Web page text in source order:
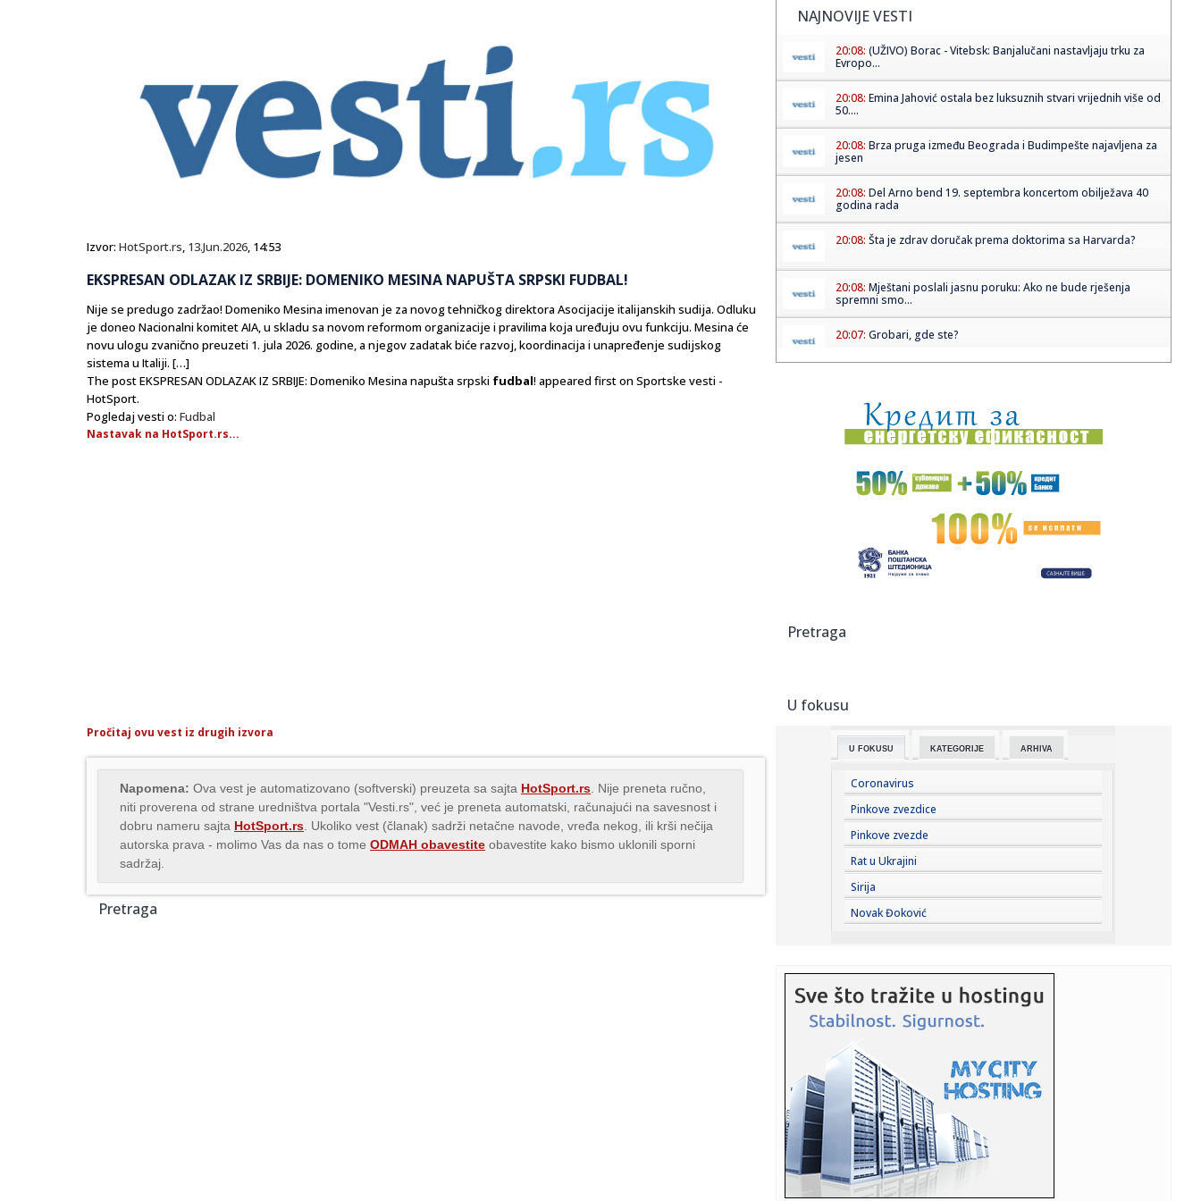
Izvor: HotSport.rs, 13.Jun.2026, 14:53
EKSPRESAN ODLAZAK IZ SRBIJE: DOMENIKO MESINA NAPUŠTA SRPSKI FUDBAL!
Nije se predugo zadržao! Domeniko Mesina imenovan je za novog tehničkog direktora Asocijacije italijanskih sudija. Odluku
je doneo Nacionalni komitet AIA, u skladu sa novom reformom organizacije i pravilima koja uređuju ovu funkciju. Mesina će
novu ulogu zvanično preuzeti 1. jula 2026. godine, a njegov zadatak biće razvoj, koordinacija i unapređenje sudijskog
sistema u Italiji. […]
The post EKSPRESAN ODLAZAK IZ SRBIJE: Domeniko Mesina napušta srpski fudbal! appeared first on Sportske vesti -
HotSport.
Pogledaj vesti o: Fudbal
Nastavak na HotSport.rs...
Pročitaj ovu vest iz drugih izvora
Napomena: Ova vest je automatizovano (softverski) preuzeta sa sajta HotSport.rs . Nije preneta ručno,
niti proverena od strane uredništva portala "Vesti.rs", već je preneta automatski, računajući na savesnost i
dobru nameru sajta HotSport.rs . Ukoliko vest (članak) sadrži netačne navode, vređa nekog, ili krši nečija
autorska prava - molimo Vas da nas o tome ODMAH obavestite obavestite kako bismo uklonili sporni
sadržaj.
Pretraga
NAJNOVIJE VESTI
20:08: (UŽIVO) Borac - Vitebsk: Banjalučani nastavljaju trku za
Evropo...
20:08: Emina Jahović ostala bez luksuznih stvari vrijednih više od
50....
20:08: Brza pruga između Beograda i Budimpešte najavljena za
jesen
20:08: Del Arno bend 19. septembra koncertom obilježava 40
godina rada
20:08: Šta je zdrav doručak prema doktorima sa Harvarda?
20:08: Mještani poslali jasnu poruku: Ako ne bude rješenja
spremni smo...
20:07: Grobari, gde ste?
20:04:Kostić predstavljen u Ajndhovenu: Kada je stigao poziv,
odmah sa...
20:00:Iran priprema zakon koji bi neprijateljskim brodovima
zabranio pr...
Počela inspekcijska kontrola neracionalne potrošnje vode
20:00:Tukovi poslije godina straha dobili zaštitu: Zid čuva
"Na 4...
20:00:
19:59: Zelenski presekao: Smenjeni su
19:54:Dejvis i Vašington – odložena važna odluka
19:53:Novi Skaj podaci stigli u Srbiju, Evrodžast pokreće akciju
"Let...
19:52:Šta je policija pronašla u spavaćoj sobi Majkla Džeksona?
Biv...
19:48: Italijani odbijeni; Sud odlučio: Nisu oštećeni u požaru u
Kra...
19:46:
P...
19:44:Evo kakvo je stanje na granicama: Putnička vozila čekaju tri
sa...
19:44:SVE JE DOGOVORENO PREKO MARINA: Agent otkrio šta se
dešavalo iz...
19:42:Automobili na granicama čekaju od tri sata do 20 minuta
Pretraga
U fokusu
U FOKUSU KATEGORIJE ARHIVA
Coronavirus
Pinkove zvezdice
Pinkove zvezde
Rat u Ukrajini
Sirija
Novak Đoković